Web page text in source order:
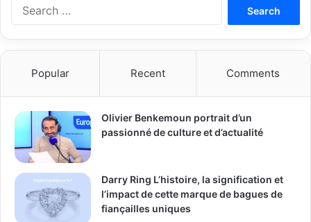
h
r
:
Popular Recent Comments
Olivier Benkemoun portrait d’un
passionné de culture et d’actualité
Darry Ring L’histoire, la signification et
l’impact de cette marque de bagues de
fiançailles uniques